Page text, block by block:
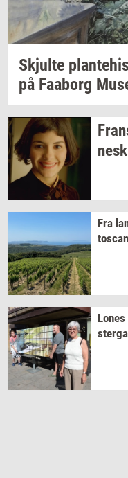
Skjul­te
på Faa­borg
Fra
Lones